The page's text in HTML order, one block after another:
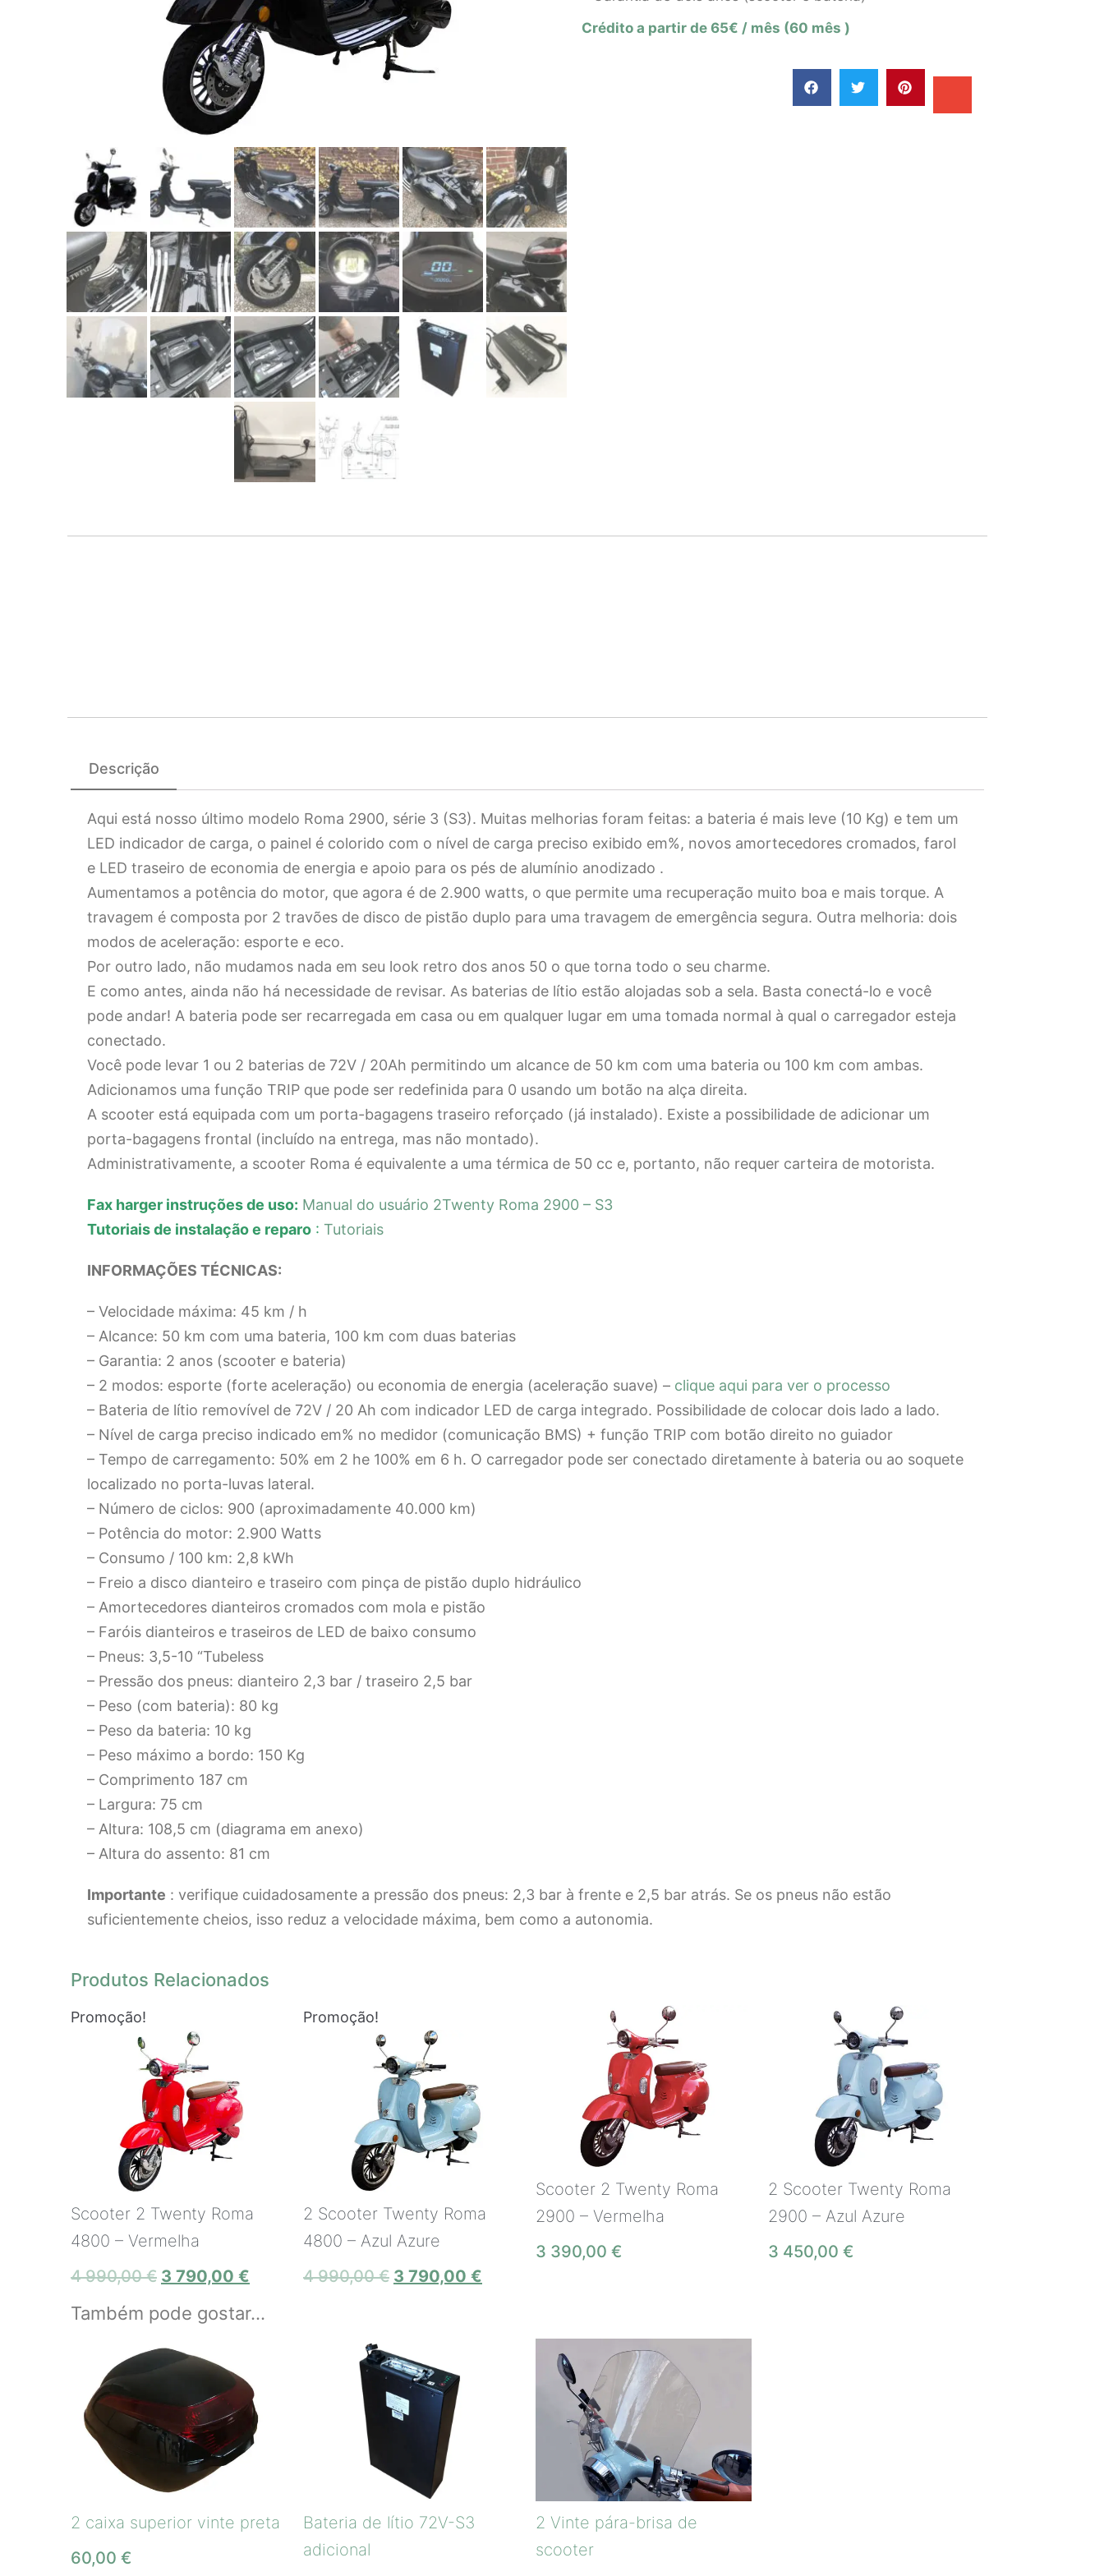
Crédito a partir de 65€ / mês (60 mês )
Descrição
Aqui está nosso último modelo Roma 2900, série 3 (S3). Muitas melhorias foram feitas: a bateria é mais leve (10 Kg) e tem um
LED indicador de carga, o painel é colorido com o nível de carga preciso exibido em%, novos amortecedores cromados, farol
e LED traseiro de economia de energia e apoio para os pés de alumínio anodizado .
Aumentamos a potência do motor, que agora é de 2.900 watts, o que permite uma recuperação muito boa e mais torque. A
travagem é composta por 2 travões de disco de pistão duplo para uma travagem de emergência segura. Outra melhoria: dois
modos de aceleração: esporte e eco.
Por outro lado, não mudamos nada em seu look retro dos anos 50 o que torna todo o seu charme.
E como antes, ainda não há necessidade de revisar. As baterias de lítio estão alojadas sob a sela. Basta conectá-lo e você
pode andar! A bateria pode ser recarregada em casa ou em qualquer lugar em uma tomada normal à qual o carregador esteja
conectado.
Você pode levar 1 ou 2 baterias de 72V / 20Ah permitindo um alcance de 50 km com uma bateria ou 100 km com ambas.
Adicionamos uma função TRIP que pode ser redefinida para 0 usando um botão na alça direita.
A scooter está equipada com um porta-bagagens traseiro reforçado (já instalado). Existe a possibilidade de adicionar um
porta-bagagens frontal (incluído na entrega, mas não montado).
Administrativamente, a scooter Roma é equivalente a uma térmica de 50 cc e, portanto, não requer carteira de motorista.
Fax harger instruções de uso: Manual do usuário 2Twenty Roma 2900 – S3
Tutoriais de instalação e reparo : Tutoriais
INFORMAÇÕES TÉCNICAS:
– Velocidade máxima: 45 km / h
– Alcance: 50 km com uma bateria, 100 km com duas baterias
– Garantia: 2 anos (scooter e bateria)
– 2 modos: esporte (forte aceleração) ou economia de energia (aceleração suave) – clique aqui para ver o processo
– Bateria de lítio removível de 72V / 20 Ah com indicador LED de carga integrado. Possibilidade de colocar dois lado a lado.
– Nível de carga preciso indicado em% no medidor (comunicação BMS) + função TRIP com botão direito no guiador
– Tempo de carregamento: 50% em 2 he 100% em 6 h. O carregador pode ser conectado diretamente à bateria ou ao soquete
localizado no porta-luvas lateral.
– Número de ciclos: 900 (aproximadamente 40.000 km)
– Potência do motor: 2.900 Watts
– Consumo / 100 km: 2,8 kWh
– Freio a disco dianteiro e traseiro com pinça de pistão duplo hidráulico
– Amortecedores dianteiros cromados com mola e pistão
– Faróis dianteiros e traseiros de LED de baixo consumo
– Pneus: 3,5-10 “Tubeless
– Pressão dos pneus: dianteiro 2,3 bar / traseiro 2,5 bar
– Peso (com bateria): 80 kg
– Peso da bateria: 10 kg
– Peso máximo a bordo: 150 Kg
– Comprimento 187 cm
– Largura: 75 cm
– Altura: 108,5 cm (diagrama em anexo)
– Altura do assento: 81 cm
Importante : verifique cuidadosamente a pressão dos pneus: 2,3 bar à frente e 2,5 bar atrás. Se os pneus não estão
suficientemente cheios, isso reduz a velocidade máxima, bem como a autonomia.
Produtos Relacionados
Promoção!
Scooter 2 Twenty Roma
4800 – Vermelha
4 990,00€ 3 790,00 €
Promoção!
2 Scooter Twenty Roma
4800 – Azul Azure
4 990,00€ 3 790,00 €
Scooter 2 Twenty Roma
2900 – Vermelha
3 390,00 €
2 Scooter Twenty Roma
2900 – Azul Azure
3 450,00 €
Também pode gostar…
2 caixa superior vinte preta
60,00 €
Bateria de lítio 72V-S3
adicional
2 Vinte pára-brisa de
scooter